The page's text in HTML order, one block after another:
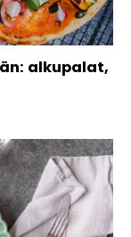
alkupalat,